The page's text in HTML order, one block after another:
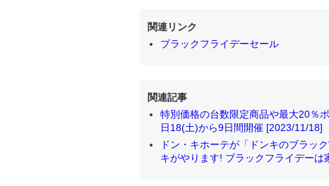
関連リンク
ブラックフライデーセール
関連記事
特別価格の台数限定商品や最大20％
日18(土)から9日間開催 [2023/11/18]
ドン・キホーテが「ドンキのブラッ
キがやります! ブラックフライデー